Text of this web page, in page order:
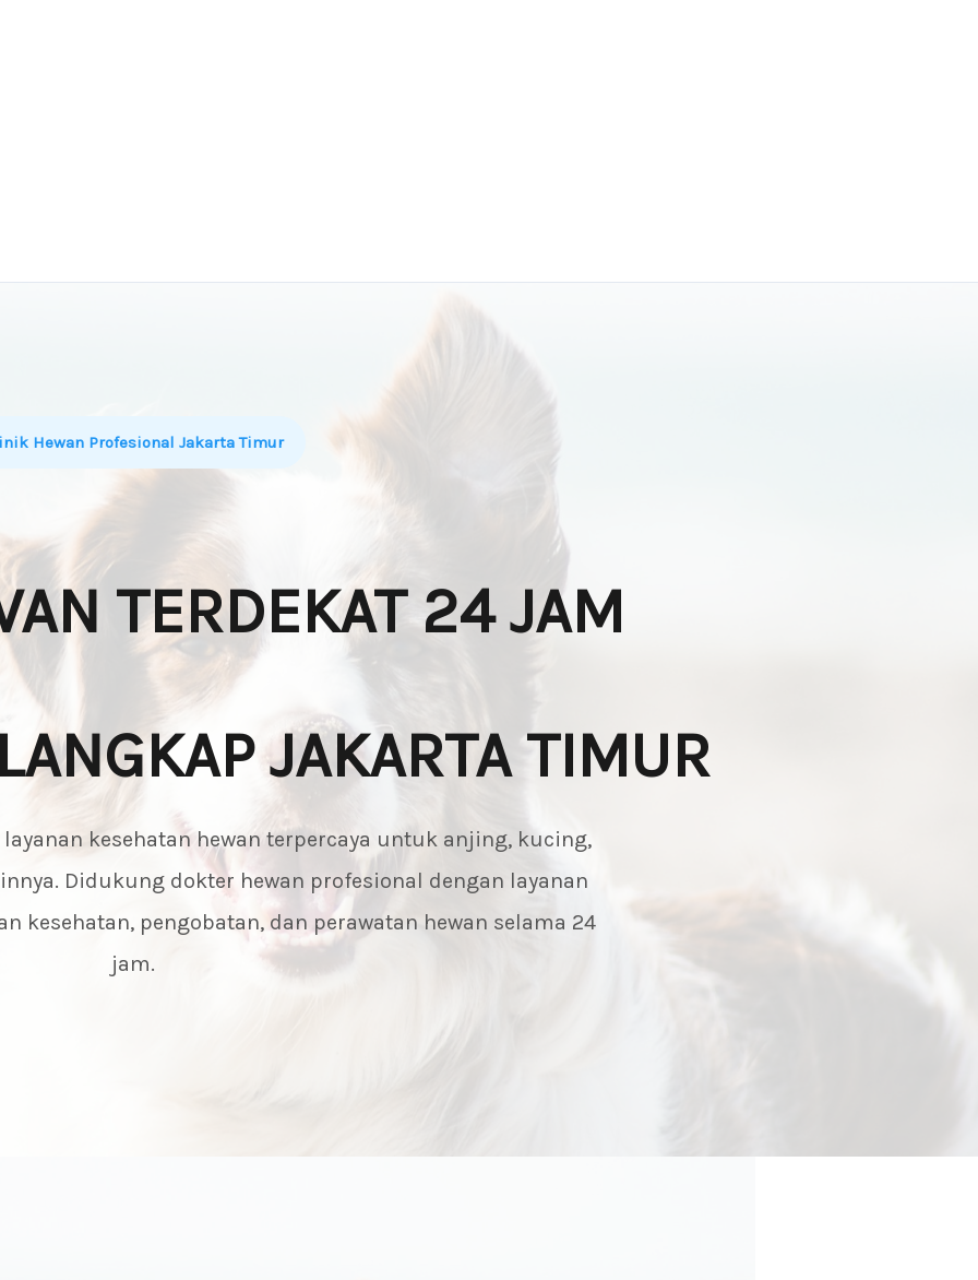
Hewan Profesional Jakarta Timur
TERDEKAT 24 JAM
JAKARTA TIMUR
kesehatan hewan terpercaya untuk anjing, kucing,
Didukung dokter hewan profesional dengan layanan
kesehatan, pengobatan, dan perawatan hewan selama 24
jam.